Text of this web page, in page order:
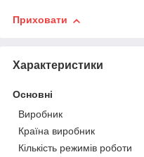
Приховати
Характеристики
Основні
Виробник
Країна виробник
Кількість режимів роботи